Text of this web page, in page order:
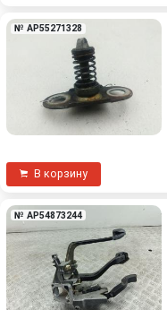
№ AP55271328
В корзину
№ AP54873244